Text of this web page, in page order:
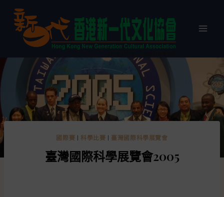
國際賽 | 科學比賽 | 臺灣國際科學展覽會
臺灣國際科學展覽會2005